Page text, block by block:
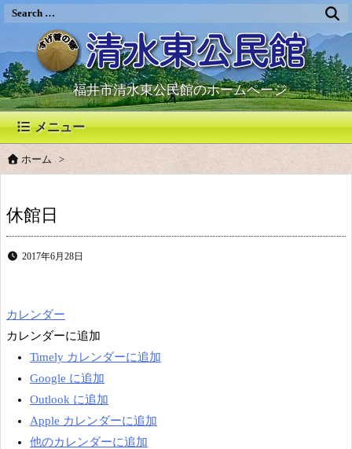
福井市清水東公民館のホームページ
メニュー
ホーム >
休館日
2017年6月28日
カレンダー
カレンダーに追加
Timely カレンダーに追加
Google に追加
Outlook に追加
Apple カレンダーに追加
他のカレンダーに追加